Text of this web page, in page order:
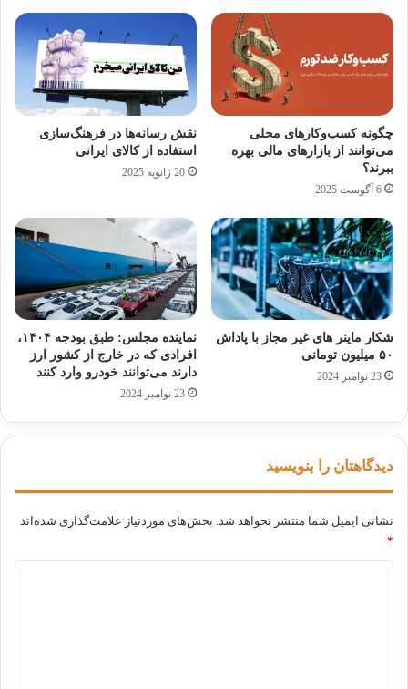
بنابراین وزیر صمت باید در کنار اظهارات متنوع
درباره خودروهای وارداتی بیش از پیش عملگرایی
را در دستور کار خود قرار دهد تا خریداران و
فروشندگان خودرو در عمل نیز وعده های داده شده
را در مقام عمل ببینند.
برندهای جهانی خودروهای وارداتی گمرک
وزیر صمت
کپی لینک
چگونه کسب‌وکارهای محلی
می‌توانند از بازارهای مالی بهره
ببرند؟
6 آگوست 2025
نقش رسانه‌ها در فرهنگ‌سازی
استفاده از کالای ایرانی
20 ژانویه 2025
شکار ماینر های غیر مجاز با پاداش
۵۰ میلیون تومانی
23 نوامبر 2024
نماینده مجلس: طبق بودجه ۱۴۰۴،
افرادی که در خارج از کشور ارز
دارند می‌توانند خودرو وارد کنند
23 نوامبر 2024
دیدگاهتان را بنویسید
نشانی ایمیل شما منتشر نخواهد شد. بخش‌های موردنیاز علامت‌گذاری شده‌اند
*